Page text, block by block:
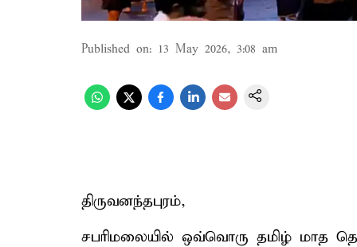
Published on: 13 May 2026, 3:08 am
திருவனந்தபுரம்,
சபரிமலையில் ஒவ்வொரு தமிழ் மாத